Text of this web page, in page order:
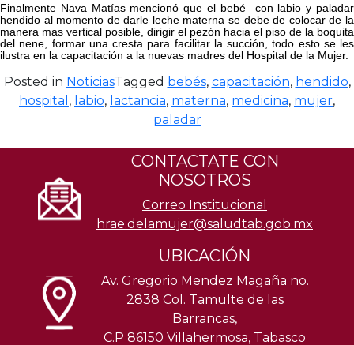
Finalmente Nava Matías mencionó que el bebé con labio y paladar
hendido al momento de darle leche materna se debe de colocar de la
manera mas vertical posible, dirigir el pezón hacia el piso de la boquita
del nene, formar una cresta para facilitar la succión, todo esto se les
ilustra en la capacitación a la nuevas madres del Hospital de la Mujer.
Posted in NoticiasTagged bebés, capacitación, hendido,
hospital , labio, lactancia, materna, medicina, mujer,
paladar
CONTACTATE CON
NOSOTROS
Correo Institucional
hrae.delamujer@saludtab.gob.mx
UBICACIÓN
Av. Gregorio Mendez Magaña no.
2838 Col. Tamulte de las
Barrancas,
C.P 86150 Villahermosa, Tabasco